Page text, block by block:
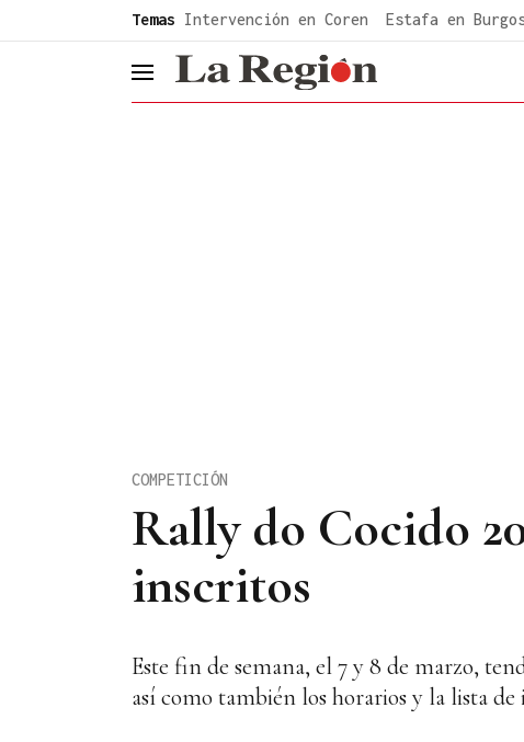
Temas Intervención en Coren Estafa en
header.menu.open
Rally do Cocido
inscritos
COMPETICIÓN
Este fin de semana, el 7 y 8 de marzo,
así como también los horarios y la lista de